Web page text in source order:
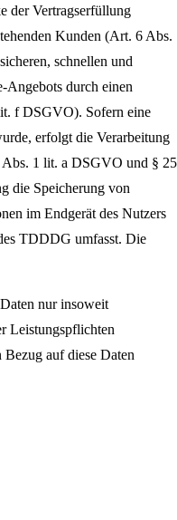
der Vertragserfüllung
Kunden (Art. 6 Abs.
schnellen und
Angebots durch einen
f DSGVO). Sofern eine
erfolgt die Verarbeitung
1 lit. a DSGVO und § 25
die Speicherung von
im Endgerät des Nutzers
TDDDG umfasst. Die
nur insoweit
Leistungspflichten
auf diese Daten